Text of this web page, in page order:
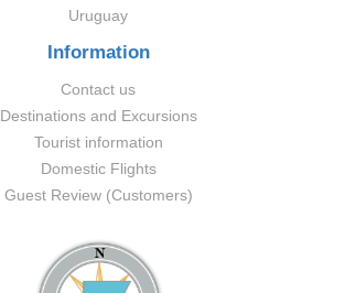
Uruguay
Information
Contact us
Destinations and Excursions
Tourist information
Domestic Flights
Guest Review (Customers)